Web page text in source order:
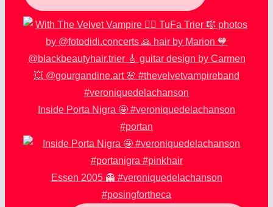
Inside Porta Nigra 🤩 #veroniquedelachanson
#portan
Essen 2005 👻 #veroniquedelachanson
#posingfortheca